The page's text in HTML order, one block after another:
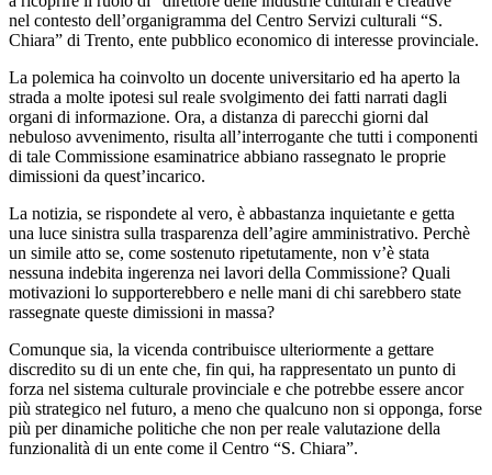
nel contesto dell’organigramma del Centro Servizi culturali “S.
Chiara” di Trento, ente pubblico economico di interesse provinciale.
La polemica ha coinvolto un docente universitario ed ha aperto la
strada a molte ipotesi sul reale svolgimento dei fatti narrati dagli
organi di informazione. Ora, a distanza di parecchi giorni dal
nebuloso avvenimento, risulta all’interrogante che tutti i componenti
di tale Commissione esaminatrice abbiano rassegnato le proprie
dimissioni da quest’incarico.
La notizia, se rispondete al vero, è abbastanza inquietante e getta
una luce sinistra sulla trasparenza dell’agire amministrativo. Perchè
un simile atto se, come sostenuto ripetutamente, non v’è stata
nessuna indebita ingerenza nei lavori della Commissione? Quali
motivazioni lo supporterebbero e nelle mani di chi sarebbero state
rassegnate queste dimissioni in massa?
Comunque sia, la vicenda contribuisce ulteriormente a gettare
discredito su di un ente che, fin qui, ha rappresentato un punto di
forza nel sistema culturale provinciale e che potrebbe essere ancor
più strategico nel futuro, a meno che qualcuno non si opponga, forse
più per dinamiche politiche che non per reale valutazione della
funzionalità di un ente come il Centro “S. Chiara”.